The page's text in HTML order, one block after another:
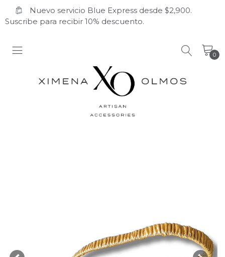
Nuevo servicio Blue Express desde $2,900.
Suscribe para recibir 10% descuento.
0